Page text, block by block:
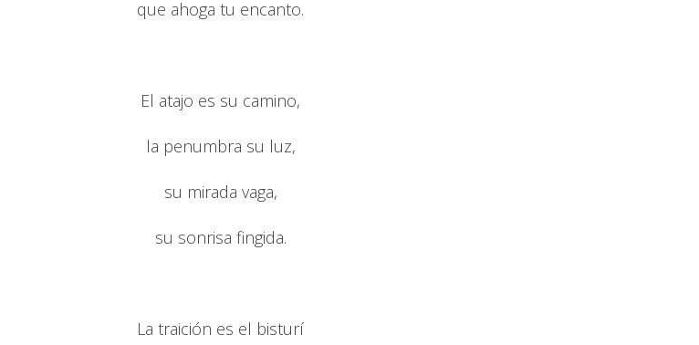
que ahoga tu encanto.
El atajo es su camino,
la penumbra su luz,
su mirada vaga,
su sonrisa fingida.
La traición es el bisturí